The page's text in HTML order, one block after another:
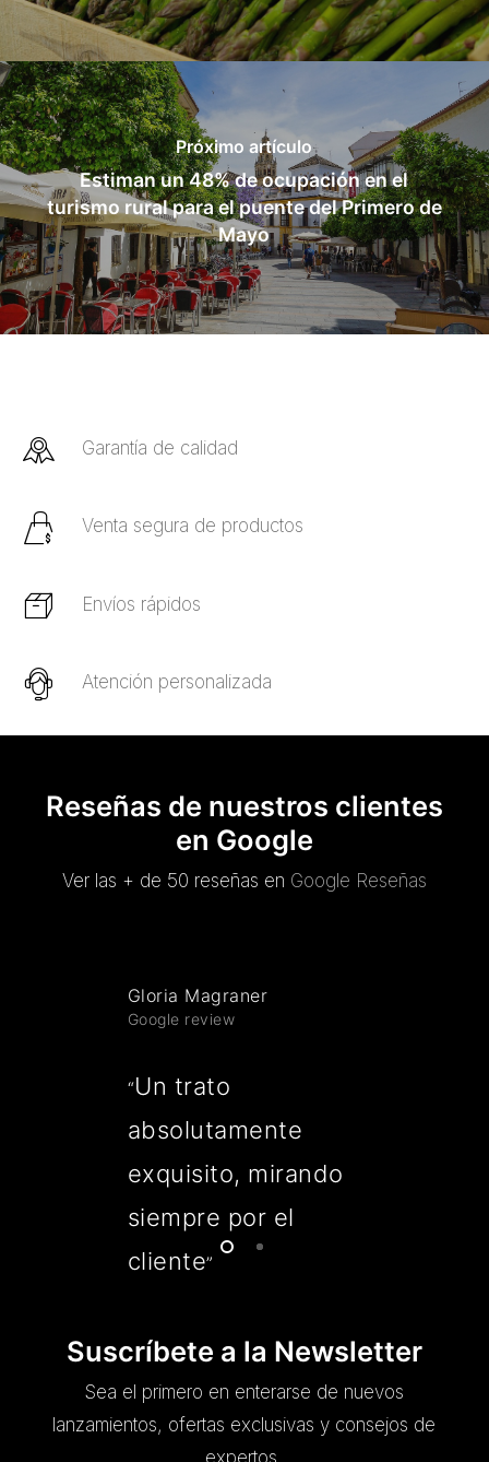
Próximo artículo
Estiman un 48% de ocupación en el
turismo rural para el puente del Primero de
Mayo
Garantía de calidad
Venta segura de productos
Envíos rápidos
Atención personalizada
Reseñas de nuestros clientes
en Google
Ver las + de 50 reseñas en Google Reseñas
Gloria Magraner
Google review
“Un trato
absolutamente
exquisito, mirando
siempre por el
cliente”
Suscríbete a la Newsletter
Sea el primero en enterarse de nuevos
lanzamientos, ofertas exclusivas y consejos de
expertos.